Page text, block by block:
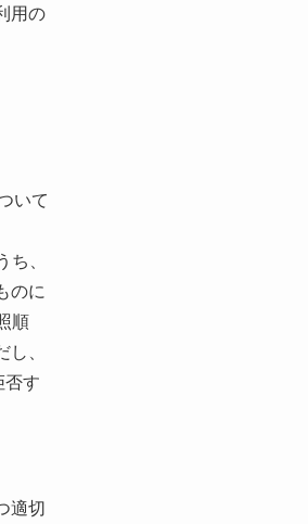
用の
いて
、
のに
順
、
否す
適切